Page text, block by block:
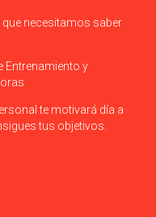
necesitamos saber
Entrenamiento y
te motivará día a
tus objetivos.